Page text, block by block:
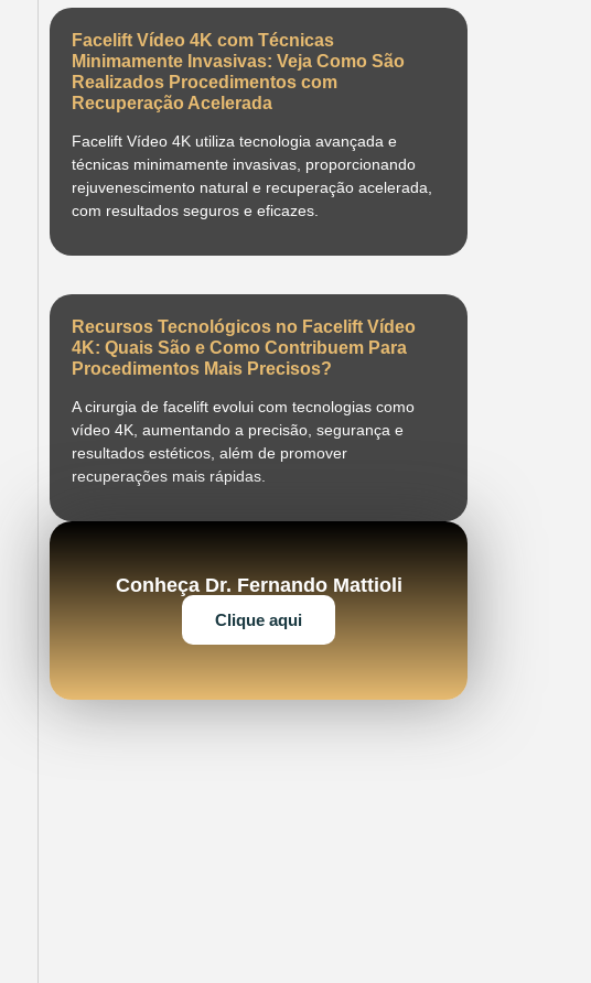
Facelift Vídeo 4K com Técnicas
Minimamente Invasivas: Veja Como São
Realizados Procedimentos com
Recuperação Acelerada
Facelift Vídeo 4K utiliza tecnologia avançada e
técnicas minimamente invasivas, proporcionando
rejuvenescimento natural e recuperação acelerada,
com resultados seguros e eficazes.
Recursos Tecnológicos no Facelift Vídeo
4K: Quais São e Como Contribuem Para
Procedimentos Mais Precisos?
A cirurgia de facelift evolui com tecnologias como
vídeo 4K, aumentando a precisão, segurança e
resultados estéticos, além de promover
recuperações mais rápidas.
Conheça Dr. Fernando Mattioli
Clique aqui